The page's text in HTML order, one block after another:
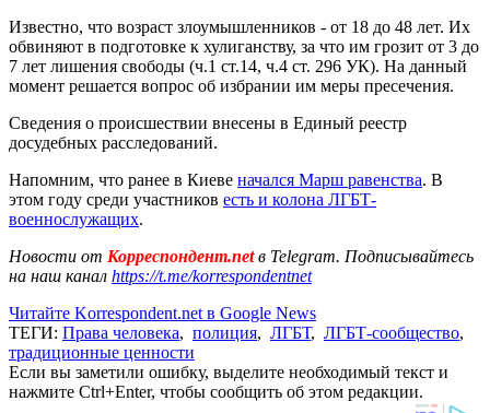
Известно, что возраст злоумышленников - от 18 до 48 лет. Их
обвиняют в подготовке к хулиганству, за что им грозит от 3 до
7 лет лишения свободы (ч.1 ст.14, ч.4 ст. 296 УК). На данный
момент решается вопрос об избрании им меры пресечения.
Сведения о происшествии внесены в Единый реестр
досудебных расследований.
Напомним, что ранее в Киеве начался Марш равенства. В
этом году среди участников есть и колона ЛГБТ-
военнослужащих.
Новости от Корреспондент.netв Telegram. Подписывайтесь
на наш канал https://t.me/korrespondentnet
Читайте Korrespondent.net в Google News
ТЕГИ: Права человека, полиция, ЛГБТ, ЛГБТ-сообщество,
традиционные ценности
Если вы заметили ошибку, выделите необходимый текст и
нажмите Ctrl+Enter, чтобы сообщить об этом редакции.